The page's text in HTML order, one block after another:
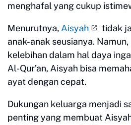
menghafal yang cukup
Menurutnya, Aisyah
tidak
anak-anak seusianya.
kelebihan dalam hal daya
Al-Qur’an, Aisyah bisa
ayat dengan cepat.
Dukungan keluarga menjadi
penting yang membuat